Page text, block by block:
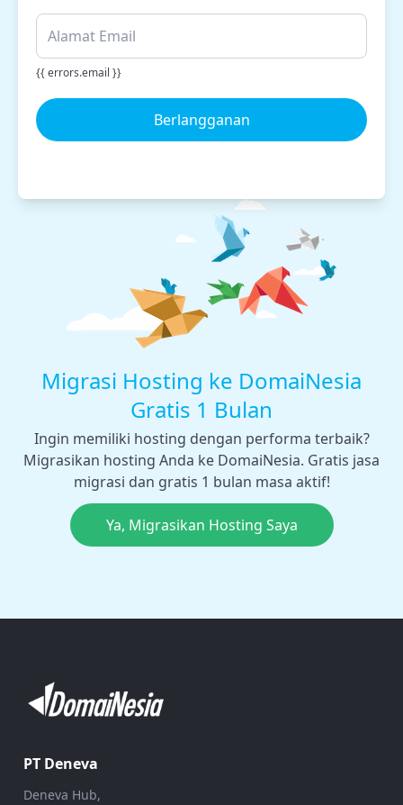
{{ errors.email }}
Berlangganan
Migrasi Hosting ke DomaiNesia
Gratis 1 Bulan
Ingin memiliki hosting dengan performa terbaik?
Migrasikan hosting Anda ke DomaiNesia. Gratis jasa
migrasi dan gratis 1 bulan masa aktif!
Ya, Migrasikan Hosting Saya
PT Deneva
Deneva Hub,